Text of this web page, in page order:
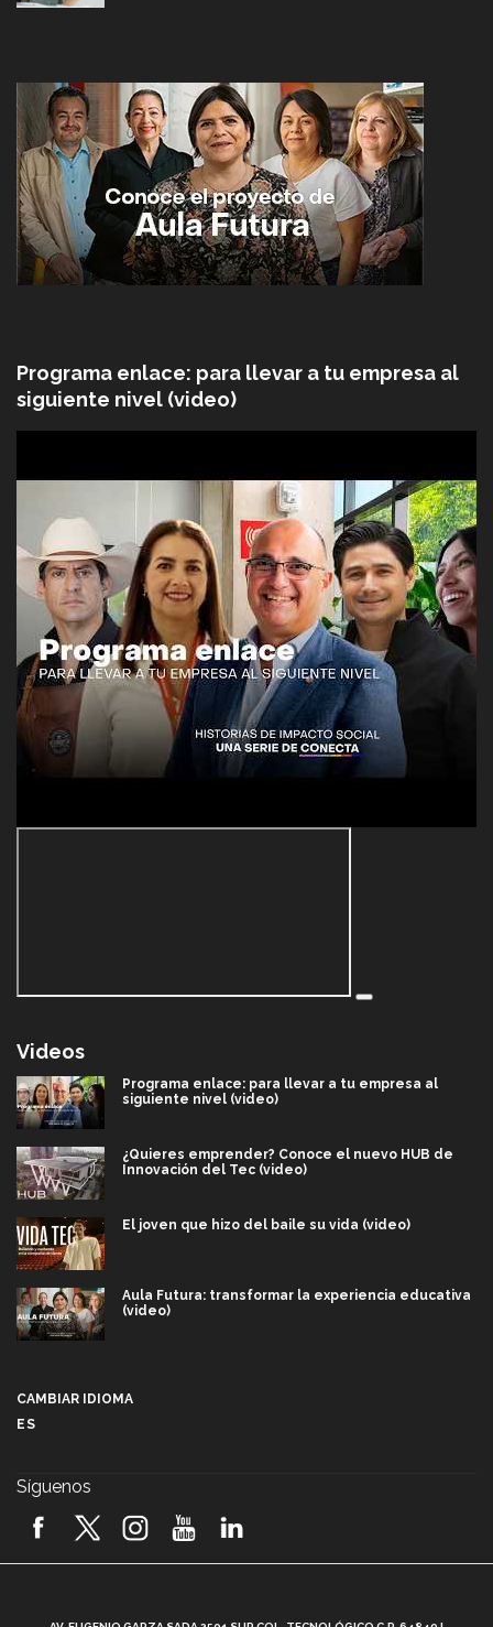
Programa enlace: para llevar a tu empresa al
siguiente nivel (video)
Videos
Programa enlace: para llevar a tu empresa al
siguiente nivel (video)
¿Quieres emprender? Conoce el nuevo HUB de
Innovación del Tec (video)
El joven que hizo del baile su vida (video)
Aula Futura: transformar la experiencia educativa
(video)
2026! (video)
CAMBIAR IDIOMA
ES
Síguenos